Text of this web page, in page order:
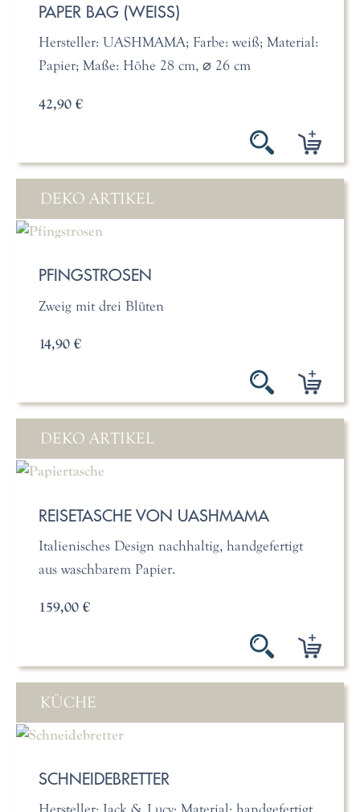
PAPER BAG (WEISS)
Hersteller: UASHMAMA; Farbe: weiß; Material:
Papier; Maße: Höhe 28 cm, ⌀ 26 cm
42,90 €
DEKO ARTIKEL
PFINGSTROSEN
Zweig mit drei Blüten
14,90 €
DEKO ARTIKEL
REISETASCHE VON UASHMAMA
Italienisches Design nachhaltig, handgefertigt
aus waschbarem Papier.
159,00 €
KÜCHE
SCHNEIDEBRETTER